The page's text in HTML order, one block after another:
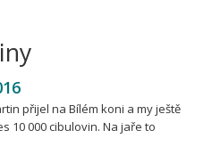
přijel na Bílém koni a my ještě
10 000 cibulovin. Na jaře to